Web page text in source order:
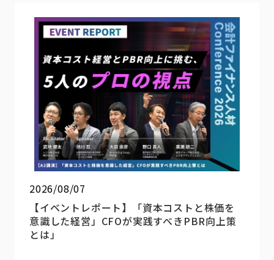
2026/08/07
【イベントレポート】「資本コストと株価を
意識した経営」CFOが実践すべきPBR向上策
とは」